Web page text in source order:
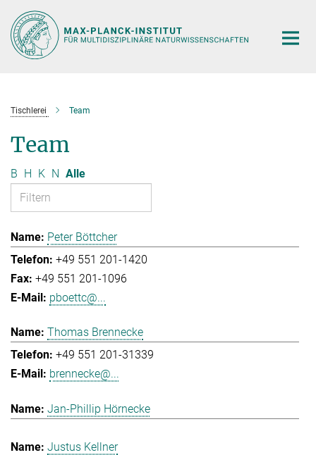
Hauptinhalt
Tischlerei Team
Team
B H K N Alle
Peter Böttcher
+49 551 201-1420
+49 551 201-1096
pboettc@...
Thomas Brennecke
+49 551 201-31339
brennecke@...
Jan-Phillip Hörnecke
Justus Kellner